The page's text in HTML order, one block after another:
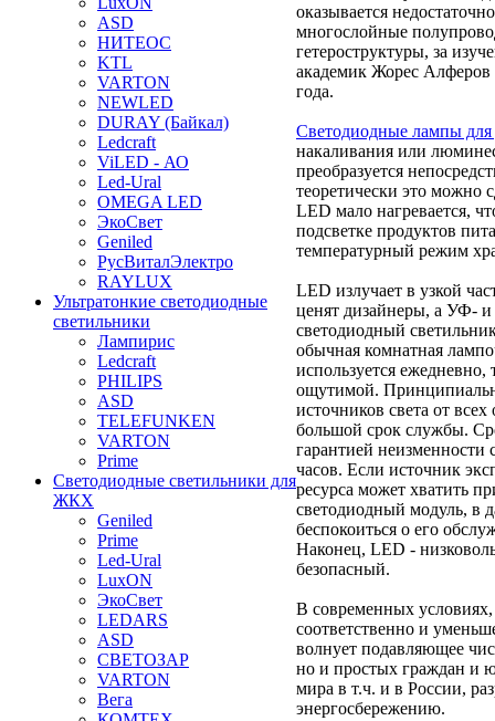
ASD
НИТЕОС
KTL
VARTON
NEWLED
DURAY (Байкал)
Ledcraft
ViLED - АО
Led-Ural
OMEGA LED
ЭкоСвет
Geniled
РусВиталЭлектро
RAYLUX
Ультратонкие светодиодные
светильники
Лампирис
Ledcraft
PHILIPS
ASD
TELEFUNKEN
VARTON
Prime
Светодиодные светильники для
ЖКХ
Geniled
Prime
Led-Ural
LuxON
ЭкоСвет
LEDARS
ASD
СВЕТОЗАР
VARTON
Вега
оказывается
многослойные
гетероструктуры, за
академик Жорес
года.
Светодиодные лампы для
накаливания или
преобразуется
теоретически это можно
LED мало нагревается,
подсветке продуктов
температурный режим
LED излучает в узкой
ценят дизайнеры, а УФ-
светодиодный
обычная комнатная
используется ежедневно,
ощутимой.
источников света от
большой срок службы.
гарантией неизменности
часов. Если источник
ресурса может хватить
светодиодный модуль, в
беспокоиться о его
Наконец, LED -
безопасный.
В современных
соответственно и
волнует подавляющее
но и простых граждан и
мира в т.ч. и в России,
энергосбережению.